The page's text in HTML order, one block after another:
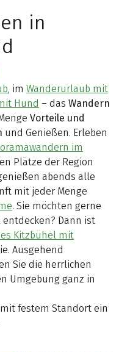
in
, im Wanderurlaub mit
Hund – das Wandern
Vorteile und
und Genießen. Erleben
im
Plätze der Region
abends alle
mit jeder Menge
. Sie möchten gerne
Dann ist
Kitzbühel mit
Ausgehend
Sie die herrlichen
Umgebung ganz in
festem Standort ein